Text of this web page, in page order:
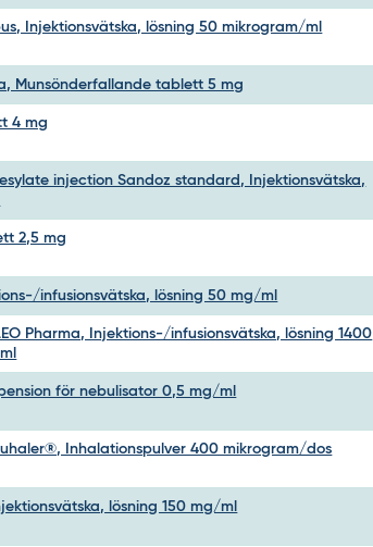
Injektionsvätska, lösning 50 mikrogram/ml
Munsönderfallande tablett 5 mg
4 mg
injection Sandoz standard, Injektionsvätska,
2,5 mg
infusionsvätska, lösning 50 mg/ml
Pharma, Injektions-/infusionsvätska, lösning 1400
för nebulisator 0,5 mg/ml
Inhalationspulver 400 mikrogram/dos
lösning 150 mg/ml